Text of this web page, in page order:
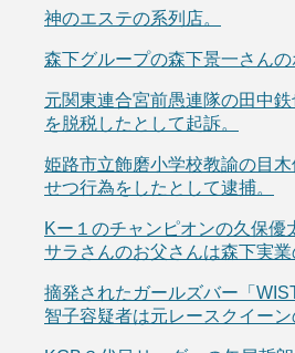
神のエステの系列店。
森下グループの森下景一さんの
元関東連合宮前愚連隊の田中
を脱税したとして起訴。
姫路市立飾磨小学校教諭の目
せつ行為をしたとして逮捕。
Kー１のチャンピオンの久保優
サラさんのお父さんは森下実業
摘発されたガールズバー「
智子容疑者は元レースクイーン